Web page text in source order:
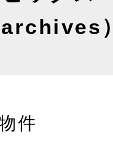
archives
件